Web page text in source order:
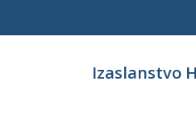
Izaslanstvo